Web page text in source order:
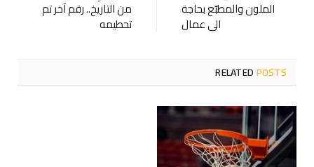
الملون والمطبّع بحاجة
الى عمال
من التاريخ.. رقم آخر تم
تحطيمه
RELATEDPOSTS